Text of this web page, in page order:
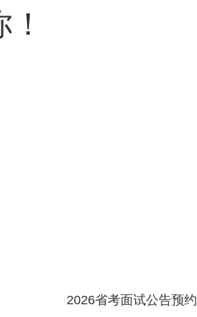
2026省考面试公告预约